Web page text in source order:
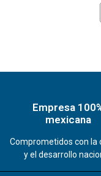
Empresa
mexicana
Comprometidos con la
y el desarrollo